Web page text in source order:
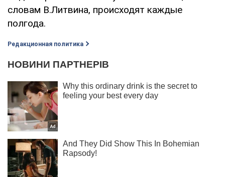
словам В.Литвина, происходят каждые
полгода.
Редакционная политика